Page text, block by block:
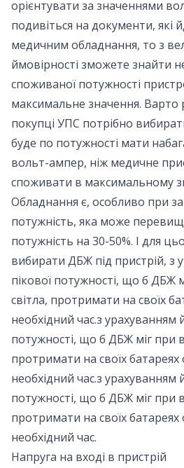
орієнтувати за значеннями
подивіться на документи, які
медичним обладнання, то з
ймовірності зможете знайти
споживаної потужності
максимальне значення. Варто
покупці УПС потрібно
буде по потужності мати
вольт-ампер, ніж медичне
споживати в максимальному
Обладнання є, особливо при
потужність, яка може
потужність на 30-50%. І для
вибирати ДБЖ під пристрій, з
пікової потужності, що б ДБЖ
світла, протримати на своїх
необхідний час.з урахуванням
потужності, що б ДБЖ міг при
протримати на своїх
необхідний час.з урахуванням
потужності, що б ДБЖ міг при
протримати на своїх
необхідний час.
Напруга на вході в пристрій